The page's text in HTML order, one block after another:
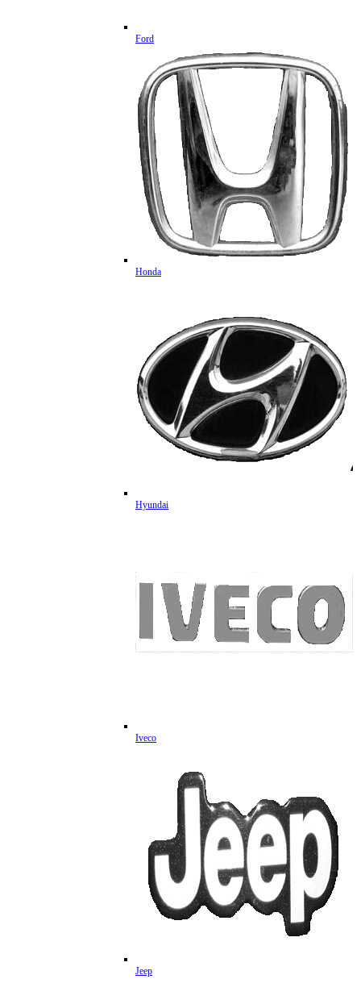
Ford
Honda
Hyundai
Iveco
Jeep